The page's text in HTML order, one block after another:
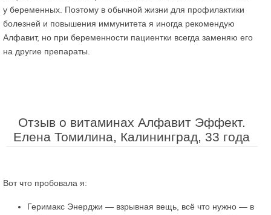
у беременных. Поэтому в обычной жизни для профилактики
болезней и повышения иммунитета я иногда рекомендую
Алфавит, но при беременности пациентки всегда заменяю его
на другие препараты.
Отзыв о витаминах Алфавит Эффект.
Елена Томилина, Калининград, 33 года
Вот что пробовала я:
Геримакс Энерджи — взрывная вещь, всё что нужно — в